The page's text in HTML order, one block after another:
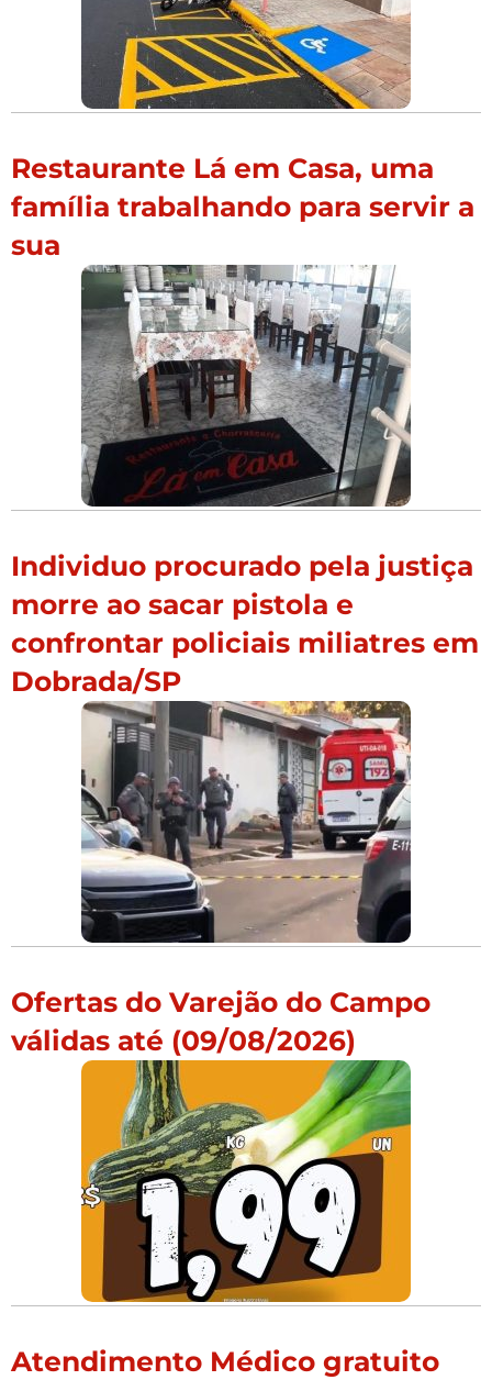
Restaurante Lá em Casa, uma
família trabalhando para servir a
sua
Individuo procurado pela justiça
morre ao sacar pistola e
confrontar policiais miliatres em
Dobrada/SP
Ofertas do Varejão do Campo
válidas até (09/08/2026)
Atendimento Médico gratuito